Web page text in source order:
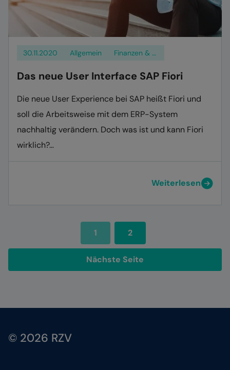
30.11.2020 Allgemein Finanzen & Logistik
Das neue User Interface SAP Fiori
Die neue User Experience bei SAP heißt Fiori und
soll die Arbeitsweise mit dem ERP-System
nachhaltig verändern. Doch was ist und kann Fiori
wirklich?…
Weiterlesen
1 2
Nächste Seite
© 2026 RZV